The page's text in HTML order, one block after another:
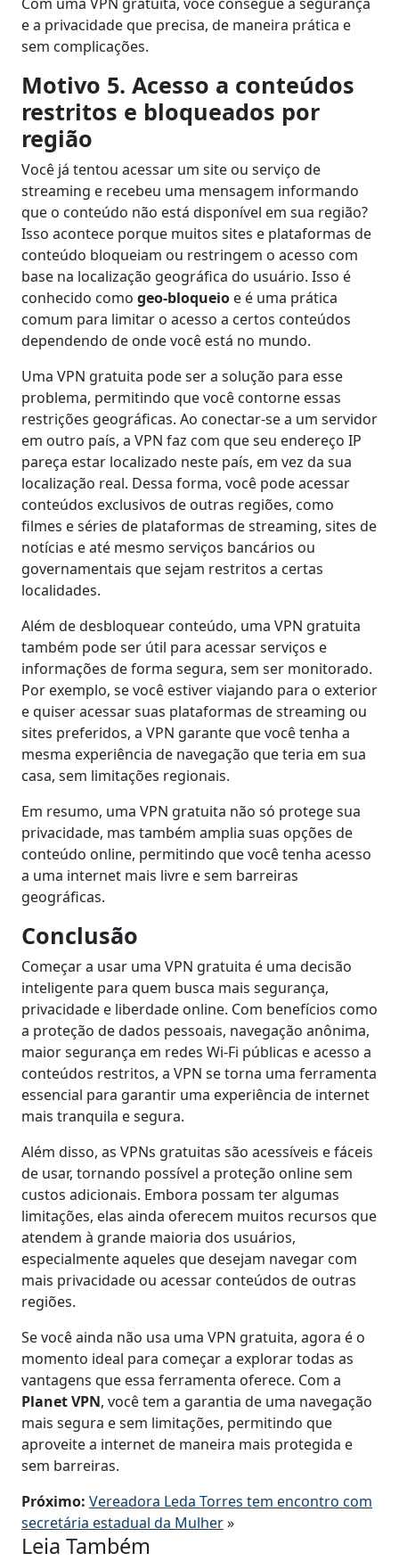
e a privacidade que precisa, de maneira prática e
sem complicações.
Motivo 5. Acesso a conteúdos
restritos e bloqueados por
região
Você já tentou acessar um site ou serviço de
streaming e recebeu uma mensagem informando
que o conteúdo não está disponível em sua região?
Isso acontece porque muitos sites e plataformas de
conteúdo bloqueiam ou restringem o acesso com
base na localização geográfica do usuário. Isso é
conhecido como geo-bloqueio e é uma prática
comum para limitar o acesso a certos conteúdos
dependendo de onde você está no mundo.
Uma VPN gratuita pode ser a solução para esse
problema, permitindo que você contorne essas
restrições geográficas. Ao conectar-se a um servidor
em outro país, a VPN faz com que seu endereço IP
pareça estar localizado neste país, em vez da sua
localização real. Dessa forma, você pode acessar
conteúdos exclusivos de outras regiões, como
filmes e séries de plataformas de streaming, sites de
notícias e até mesmo serviços bancários ou
governamentais que sejam restritos a certas
localidades.
Além de desbloquear conteúdo, uma VPN gratuita
também pode ser útil para acessar serviços e
informações de forma segura, sem ser monitorado.
Por exemplo, se você estiver viajando para o exterior
e quiser acessar suas plataformas de streaming ou
sites preferidos, a VPN garante que você tenha a
mesma experiência de navegação que teria em sua
casa, sem limitações regionais.
Em resumo, uma VPN gratuita não só protege sua
privacidade, mas também amplia suas opções de
conteúdo online, permitindo que você tenha acesso
a uma internet mais livre e sem barreiras
geográficas.
Conclusão
Começar a usar uma VPN gratuita é uma decisão
inteligente para quem busca mais segurança,
privacidade e liberdade online. Com benefícios como
a proteção de dados pessoais, navegação anônima,
maior segurança em redes Wi-Fi públicas e acesso a
conteúdos restritos, a VPN se torna uma ferramenta
essencial para garantir uma experiência de internet
mais tranquila e segura.
Além disso, as VPNs gratuitas são acessíveis e fáceis
de usar, tornando possível a proteção online sem
custos adicionais. Embora possam ter algumas
limitações, elas ainda oferecem muitos recursos que
atendem à grande maioria dos usuários,
especialmente aqueles que desejam navegar com
mais privacidade ou acessar conteúdos de outras
regiões.
Se você ainda não usa uma VPN gratuita, agora é o
momento ideal para começar a explorar todas as
vantagens que essa ferramenta oferece. Com a
Planet VPN, você tem a garantia de uma navegação
mais segura e sem limitações, permitindo que
aproveite a internet de maneira mais protegida e
sem barreiras.
Próximo: Vereadora Leda Torres tem encontro com
secretária estadual da Mulher»
Leia Também